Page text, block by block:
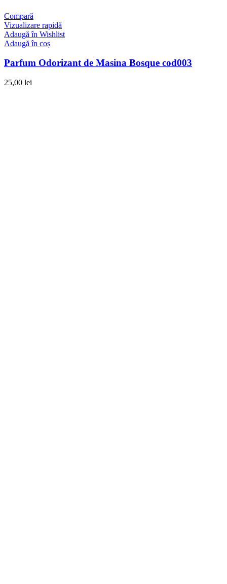
Compară
Vizualizare rapidă
Adaugă în Wishlist
Adaugă în coș
Parfum Odorizant de Masina Bosque cod003
25,00 lei